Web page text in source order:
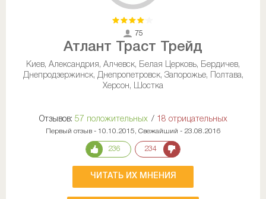
75
Атлант Траст Трейд
Киев, Александрия, Алчевск, Белая Церковь, Бердичев,
Днепродзержинск, Днепропетровск, Запорожье, Полтава,
Херсон, Шостка
Отзывов: 57 положительных / 18 отрицательных
Первый отзыв - 10.10.2015, Свежайший - 23.08.2016
236 234
ЧИТАТЬ ИХ МНЕНИЯ